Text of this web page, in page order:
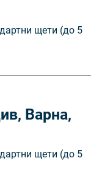
щети (до 5
Варна,
щети (до 5